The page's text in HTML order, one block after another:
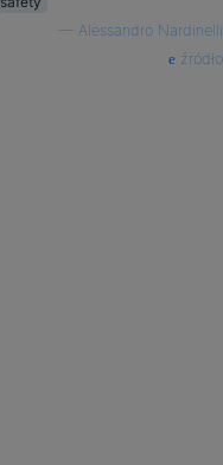
Alessandro Nardinelli
źródło